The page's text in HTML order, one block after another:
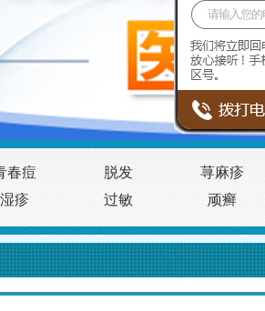
春痘 脱发
荨麻疹
湿疹
过敏 顽癣